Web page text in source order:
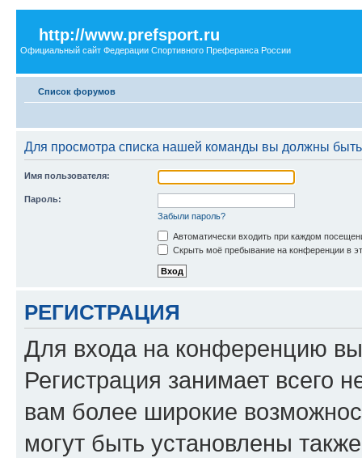
http://www.prefsport.ru
Официальный сайт Федерации Спортивного Преферанса России
Список форумов
Для просмотра списка нашей команды вы должны
Имя пользователя:
Пароль:
Забыли пароль?
Автоматически входить при каждом
Скрыть моё пребывание на конференции в
РЕГИСТРАЦИЯ
Для входа на конференцию
Регистрация занимает всего
вам более широкие
могут быть установлены